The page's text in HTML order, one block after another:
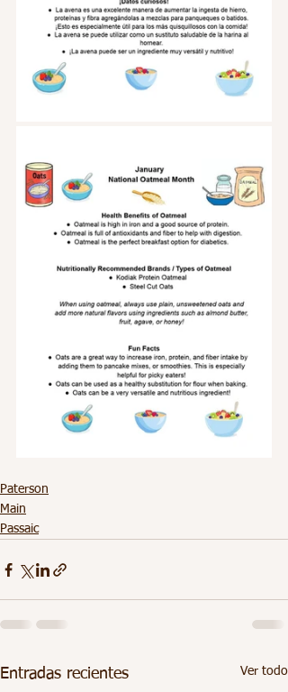
Paterson
Main
Passaic
Entradas recientes Ver todo